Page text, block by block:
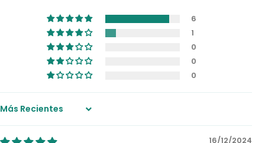
6
1
0
0
0
Sort by
16/12/2024